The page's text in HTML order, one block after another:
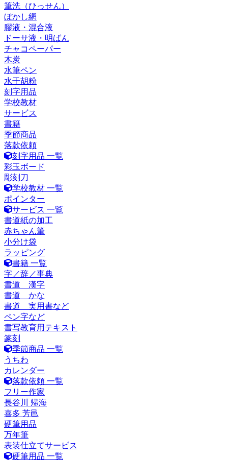
筆洗（ひっせん）
ぼかし網
膠液・混合液
ドーサ液・明ばん
チャコペーパー
木炭
水筆ペン
水干胡粉
刻字用品
学校教材
サービス
書籍
季節商品
落款依頼
刻字用品 一覧
彩玉ボード
彫刻刀
学校教材 一覧
ポインター
サービス 一覧
書道紙の加工
赤ちゃん筆
小分け袋
ラッピング
書籍 一覧
字／辞／事典
書道 漢字
書道 かな
書道 実用書など
ペン字など
書写教育用テキスト
篆刻
季節商品 一覧
うちわ
カレンダー
落款依頼 一覧
フリー作家
長谷川 帰海
喜多 芳邑
硬筆用品
万年筆
表装仕立てサービス
硬筆用品 一覧